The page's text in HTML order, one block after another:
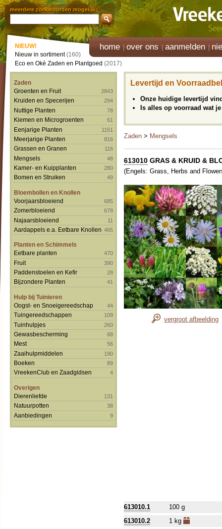
meerdere zoekwoorden mogelijk
home over ons aanmelden
NIEUW!
Nieuw in sortiment(160)
Eco en Oké Zaden en Plantgoed (2017)
Zaden
Groenten en Fruit
2843
Kruiden en Specerijen 294
Nuttige Planten 78
Kiemen en Microgroenten 61
Eenjarige Planten 1151
Meerjarige Planten 816
Grassen en Granen 116
Mengsels 48
Kamer- en Kuipplanten 280
Bomen en Struiken 49
Bloembollen en Knollen
Voorjaarsbloeiend
685
Zomerbloeiend 678
Najaarsbloeiend 11
Aardappels e.a. Eetbare Knollen 465
Planten en Schimmels
Eetbare planten
470
Fruit 390
Paddenstoelen en Kefir 28
Bijzondere Planten 41
Hulp bij Tuinieren
Oogst- en Snoeigereedschap
44
Tuingereedschappen 109
Tuinhulpjes 260
Gewasbescherming 68
Mest 56
Zaaihulpmiddelen 190
Boeken 89
VreekenClub en Zaadgidsen 4
Overigen
Dierenliefde
131
Natuurpotten 38
Aanbiedingen 9
Levertijd en
Onze huidige levertijd
Is alles op voorraad wat
Zaden > Mengsels
613010 GRAS & KRUID &
(Engels: Grass, Herbs and
vergroot afbeelding
613010.1
100 g
613010.2
1 kg